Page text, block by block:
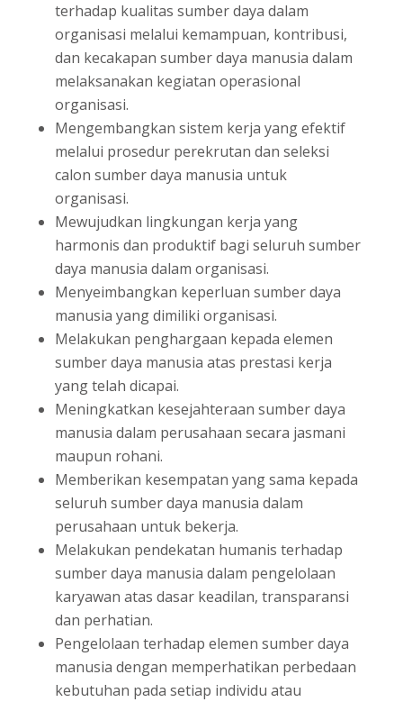
terhadap kualitas sumber daya dalam
organisasi melalui kemampuan, kontribusi,
dan kecakapan sumber daya manusia dalam
melaksanakan kegiatan operasional
organisasi.
Mengembangkan sistem kerja yang efektif
melalui prosedur perekrutan dan seleksi
calon sumber daya manusia untuk
organisasi.
Mewujudkan lingkungan kerja yang
harmonis dan produktif bagi seluruh sumber
daya manusia dalam organisasi.
Menyeimbangkan keperluan sumber daya
manusia yang dimiliki organisasi.
Melakukan penghargaan kepada elemen
sumber daya manusia atas prestasi kerja
yang telah dicapai.
Meningkatkan kesejahteraan sumber daya
manusia dalam perusahaan secara jasmani
maupun rohani.
Memberikan kesempatan yang sama kepada
seluruh sumber daya manusia dalam
perusahaan untuk bekerja.
Melakukan pendekatan humanis terhadap
sumber daya manusia dalam pengelolaan
karyawan atas dasar keadilan, transparansi
dan perhatian.
Pengelolaan terhadap elemen sumber daya
manusia dengan memperhatikan perbedaan
kebutuhan pada setiap individu atau